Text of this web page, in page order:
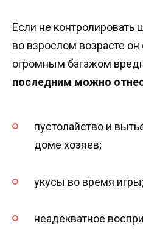
Если не контролировать
во взрослом возрасте он
огромным багажом
последним можно
пустолайство и
доме хозяев;
укусы во время игры;
неадекватное